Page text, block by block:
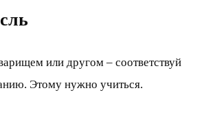
или другом – соответствуй
Этому нужно учиться.